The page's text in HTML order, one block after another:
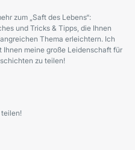
zum „Saft des Lebens“:
und Tricks & Tipps, die Ihnen
Thema erleichtern. Ich
Ihnen meine große Leidenschaft für
zu teilen!